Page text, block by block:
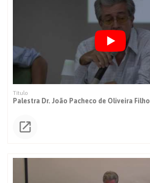
Palestra Dr. João Pacheco de Oliveira Filho